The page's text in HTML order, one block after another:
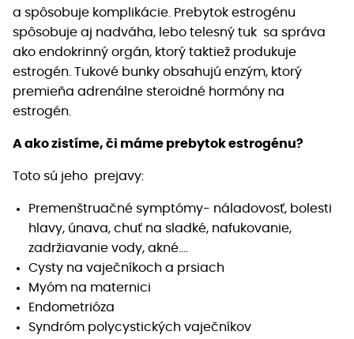
a spôsobuje komplikácie. Prebytok estrogénu
spôsobuje aj nadváha, lebo telesný tuk sa správa
ako endokrinný orgán, ktorý taktiež produkuje
estrogén. Tukové bunky obsahujú enzým, ktorý
premieňa adrenálne steroidné hormóny na
estrogén.
A ako zistíme, či máme prebytok estrogénu?
Toto sú jeho prejavy:
Premenštruačné symptómy- náladovosť, bolesti
hlavy, únava, chuť na sladké, nafukovanie,
zadržiavanie vody, akné….
Cysty na vaječníkoch a prsiach
Myóm na maternici
Endometrióza
Syndróm polycystických vaječníkov